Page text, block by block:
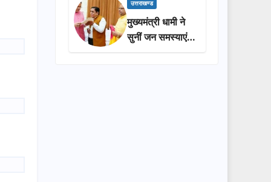
प्रशासन की
सराहना…
उत्तराखण्ड
मुख्यमंत्री धामी ने
सुनीं जन समस्याएं,
अधिकारियों को